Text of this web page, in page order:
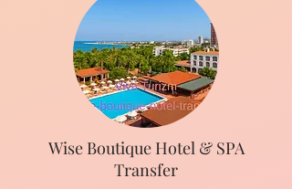
Wise Boutique Hotel & SPA
Transfer